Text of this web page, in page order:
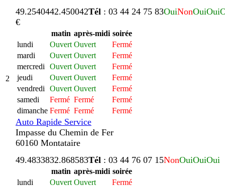
2
49.2540442.450042Tél : 03 44 24 75 83OuiNonOuiOui
€
matin après-midi soirée
lundi
Ouvert Ouvert
Fermé
mardi
Ouvert Ouvert
Fermé
mercredi
Ouvert Ouvert
Fermé
jeudi
Ouvert Ouvert
Fermé
vendredi
Ouvert Ouvert
Fermé
samedi
Fermé Fermé
Fermé
dimanche Fermé Fermé Fermé
Auto Rapide Service
Impasse du Chemin de Fer
60160 Montataire
49.4833832.868583Tél : 03 44 76 07 15NonOuiOuiOui
matin après-midi soirée
lundi
Ouvert Ouvert
Fermé